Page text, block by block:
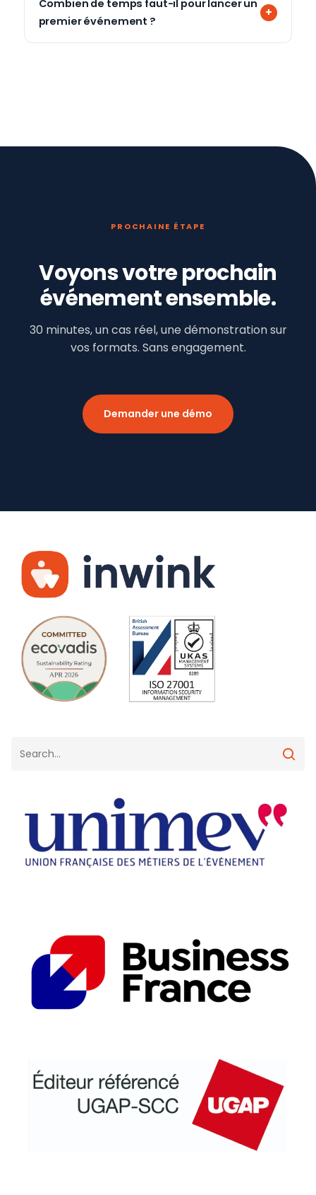
Combien de temps faut-il pour lancer un
premier événement ?
PROCHAINE ÉTAPE
Voyons votre prochain
événement ensemble.
30 minutes, un cas réel, une démonstration sur
vos formats. Sans engagement.
Demander une démo